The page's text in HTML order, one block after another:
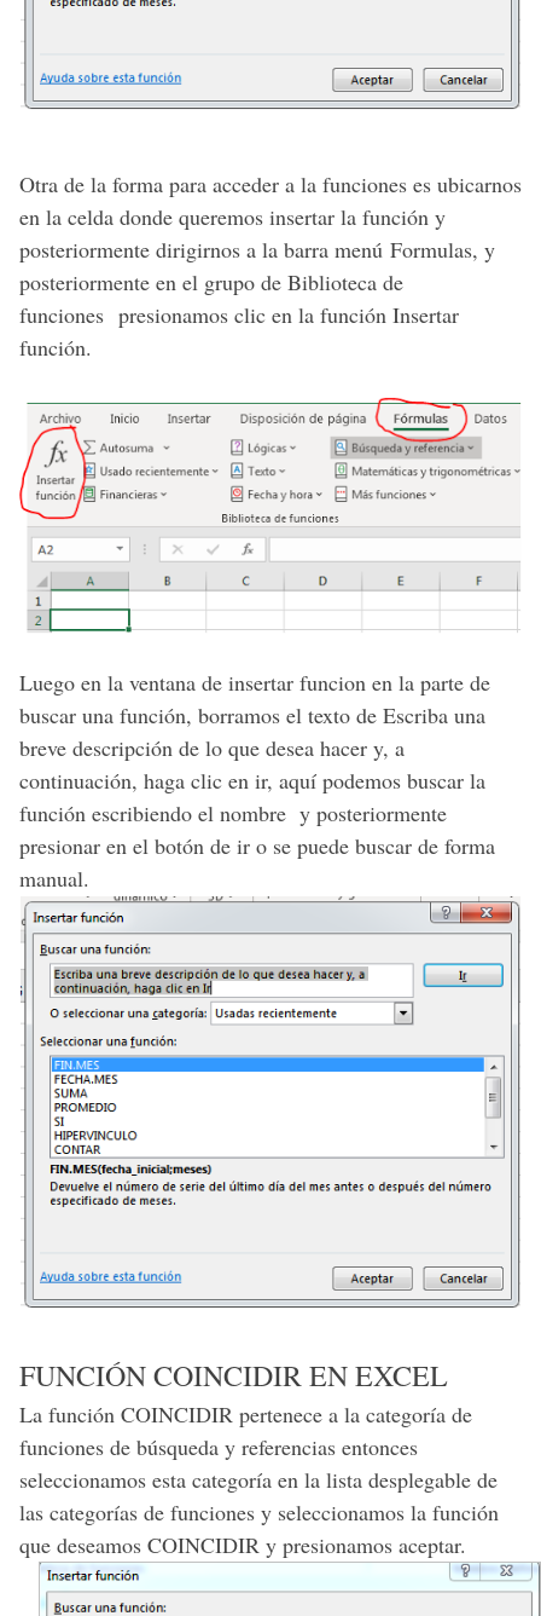
Otra de la forma para acceder a la funciones es ubicarnos
en la celda donde queremos insertar la función y
posteriormente dirigirnos a la barra menú Formulas, y
posteriormente en el grupo de Biblioteca de
funciones presionamos clic en la función Insertar
función.
Luego en la ventana de insertar funcion en la parte de
buscar una función, borramos el texto de Escriba una
breve descripción de lo que desea hacer y, a
continuación, haga clic en ir, aquí podemos buscar la
función escribiendo el nombre y posteriormente
presionar en el botón de ir o se puede buscar de forma
manual.
FUNCIÓN COINCIDIR EN EXCEL
La función COINCIDIR pertenece a la categoría de
funciones de búsqueda y referencias entonces
seleccionamos esta categoría en la lista desplegable de
las categorías de funciones y seleccionamos la función
que deseamos COINCIDIR y presionamos aceptar.